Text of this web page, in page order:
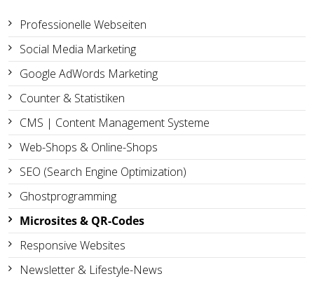
Professionelle Webseiten
Social Media Marketing
Google AdWords Marketing
Counter & Statistiken
CMS | Content Management Systeme
Web-Shops & Online-Shops
SEO (Search Engine Optimization)
Ghostprogramming
Microsites & QR-Codes
Responsive Websites
Newsletter & Lifestyle-News